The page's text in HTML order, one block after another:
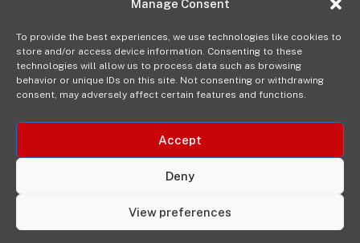
Manage Consent
To provide the best experiences, we use technologies like cookies to
store and/or access device information. Consenting to these
technologies will allow us to process data such as browsing
behavior or unique IDs on this site. Not consenting or withdrawing
consent, may adversely affect certain features and functions.
Accept
Deny
View preferences